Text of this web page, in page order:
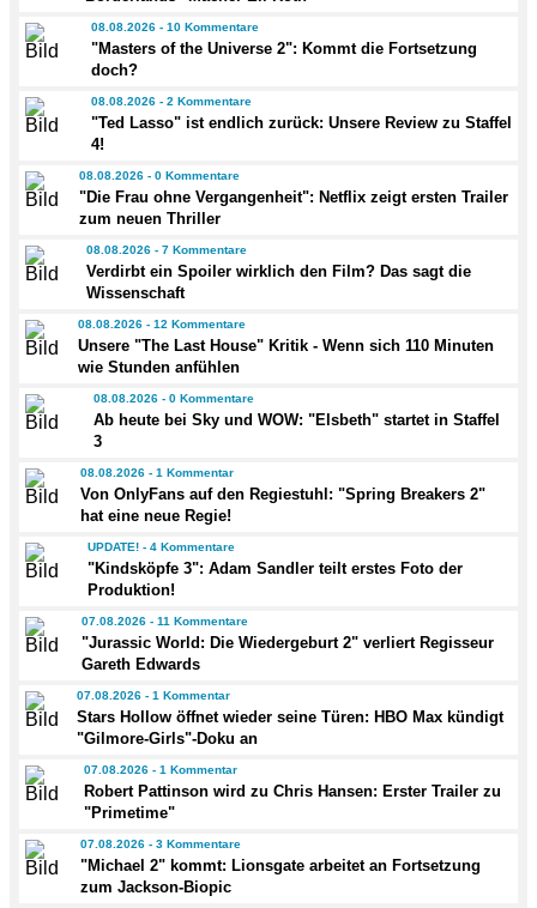
08.08.2026 - 10 Kommentare
"Masters of the Universe 2": Kommt die Fortsetzung
doch?
08.08.2026 - 2 Kommentare
"Ted Lasso" ist endlich zurück: Unsere Review zu Staffel
4!
08.08.2026 - 0 Kommentare
"Die Frau ohne Vergangenheit": Netflix zeigt ersten Trailer
zum neuen Thriller
08.08.2026 - 7 Kommentare
Verdirbt ein Spoiler wirklich den Film? Das sagt die
Wissenschaft
08.08.2026 - 12 Kommentare
Unsere "The Last House" Kritik - Wenn sich 110 Minuten
wie Stunden anfühlen
08.08.2026 - 0 Kommentare
Ab heute bei Sky und WOW: "Elsbeth" startet in Staffel
3
08.08.2026 - 1 Kommentar
Von OnlyFans auf den Regiestuhl: "Spring Breakers 2"
hat eine neue Regie!
UPDATE! - 4 Kommentare
"Kindsköpfe 3": Adam Sandler teilt erstes Foto der
Produktion!
07.08.2026 - 11 Kommentare
"Jurassic World: Die Wiedergeburt 2" verliert Regisseur
Gareth Edwards
07.08.2026 - 1 Kommentar
Stars Hollow öffnet wieder seine Türen: HBO Max kündigt
"Gilmore-Girls"-Doku an
07.08.2026 - 1 Kommentar
Robert Pattinson wird zu Chris Hansen: Erster Trailer zu
"Primetime"
07.08.2026 - 3 Kommentare
"Michael 2" kommt: Lionsgate arbeitet an Fortsetzung
zum Jackson-Biopic